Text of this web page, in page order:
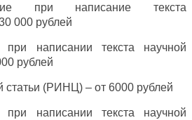
при написание текста
000 рублей
при написании текста научной
рублей
статьи (РИНЦ) – от 6000 рублей
при написании текста научной